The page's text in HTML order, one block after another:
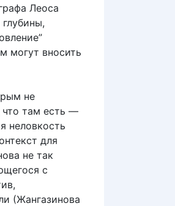
Леоса
могут вносить
не
что там есть —
неловкость
для
не так
с
(Жангазинова